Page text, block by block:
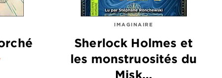
IMAGINAIRE
Sherlock Holmes et
les monstruosités du
Misk…